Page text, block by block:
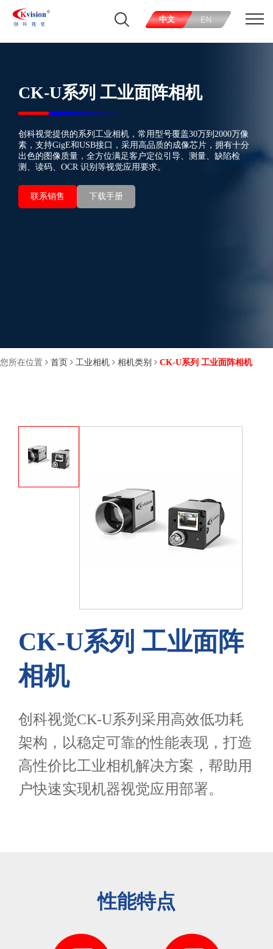
中文 EN
CK-U系列 工业面阵相机
创科视觉提供的系列工业相机，常用型号覆盖30万到2000万像
素，支持GigE和USB接口，采用高品质的成像芯片，拥有十分
出色的图像质量，全方位满足客户定位引导、测量、缺陷检
测、读码、OCR 识别等视觉应用要求。
联系销售 下载手册
您所在位置 首页 工业相机 相机类别 CK-U系列 工业面阵相机
CK-U系列 工业面阵
相机
创科视觉CK-U系列采用高效低功耗
架构，以稳定可靠的性能表现，打造
高性价比工业相机解决方案，帮助用
户快速实现机器视觉应用部署。
性能特点